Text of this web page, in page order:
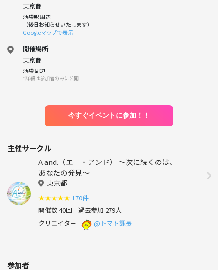
東京都
池袋駅 周辺
（後日お知らせいたします）
Googleマップで表示
開催場所
東京都
池袋 周辺
*詳細は参加者のみに公開
今すぐイベントに参加！！
主催サークル
A and.（エー・アンド） 〜次に続くのは、
あなたの発見〜
東京都
★★★★★ 170件
開催数 40回 過去参加 279人
クリエイター
@トマト課長
参加者